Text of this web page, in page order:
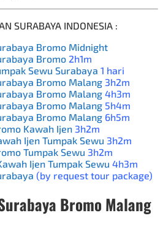
SURABAYA INDONESIA :
Bromo Midnight
Bromo 2h1m
Sewu Surabaya 1 hari
Bromo Malang 3h2m
Bromo Malang 4h3m
Bromo Malang 5h4m
Bromo Malang 6h5m
Kawah Ijen 3h2m
Ijen Tumpak Sewu 3h2m
Tumpak Sewu 3h2m
Ijen Tumpak Sewu 4h3m
(by request tour package)
Bromo Malang